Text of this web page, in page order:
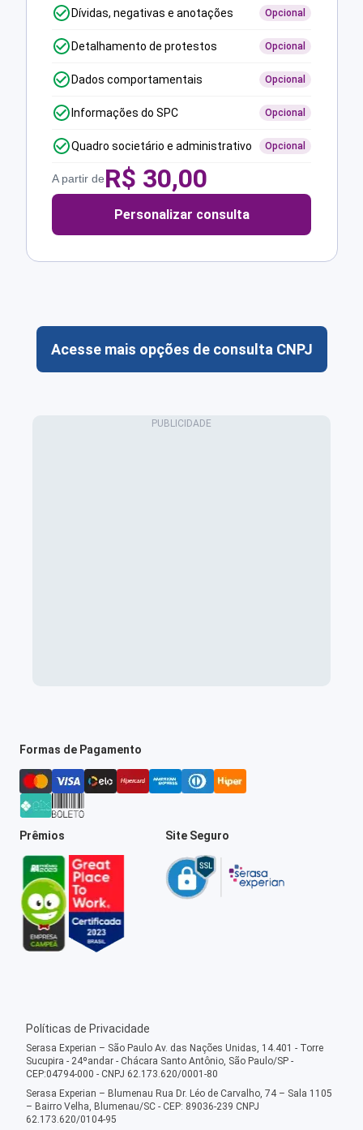
Dívidas, negativas e anotações Opcional
Detalhamento de protestos Opcional
Dados comportamentais Opcional
Informações do SPC Opcional
Quadro societário e administrativo Opcional
A partir deR$ 30,00
Personalizar consulta
Acesse mais opções de consulta CNPJ
Formas de Pagamento
Prêmios Site Seguro
Políticas de Privacidade
Serasa Experian – São Paulo Av. das Nações Unidas, 14.401 - Torre
Sucupira - 24ºandar - Chácara Santo Antônio, São Paulo/SP -
CEP:04794-000 - CNPJ 62.173.620/0001-80
Serasa Experian – Blumenau Rua Dr. Léo de Carvalho, 74 – Sala 1105
– Bairro Velha, Blumenau/SC - CEP: 89036-239 CNPJ
62.173.620/0104-95